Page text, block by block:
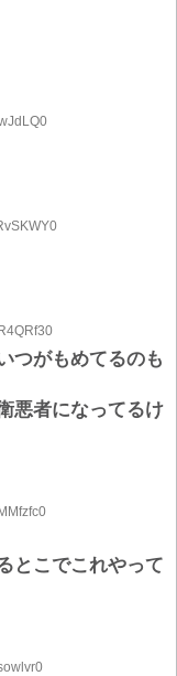
つがもめてるのも
悪者になってるけ
とこでこれやって